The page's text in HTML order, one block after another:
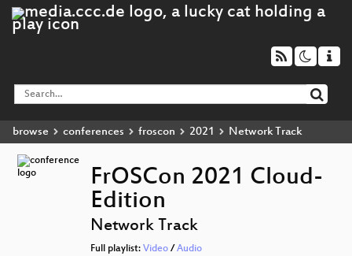
browse conferences froscon 2021 Network Track
FrOSCon 2021 Cloud-
Edition
Network Track
Full playlist: Video/ Audio